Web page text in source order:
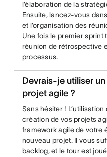
l’élaboration de la
Ensuite, lancez-vous
et l’organisation des
Une fois le premier sprint
réunion de rétrospective
processus.
Devrais-je utiliser
projet agile ?
Sans hésiter !
création de vos projets
framework agile de votre
nouveau projet. Il vous
backlog, et le tour est